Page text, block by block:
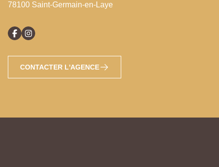
78100 Saint-Germain-en-Laye
CONTACTER L'AGENCE